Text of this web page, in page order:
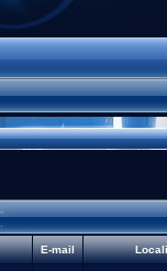
E-mail